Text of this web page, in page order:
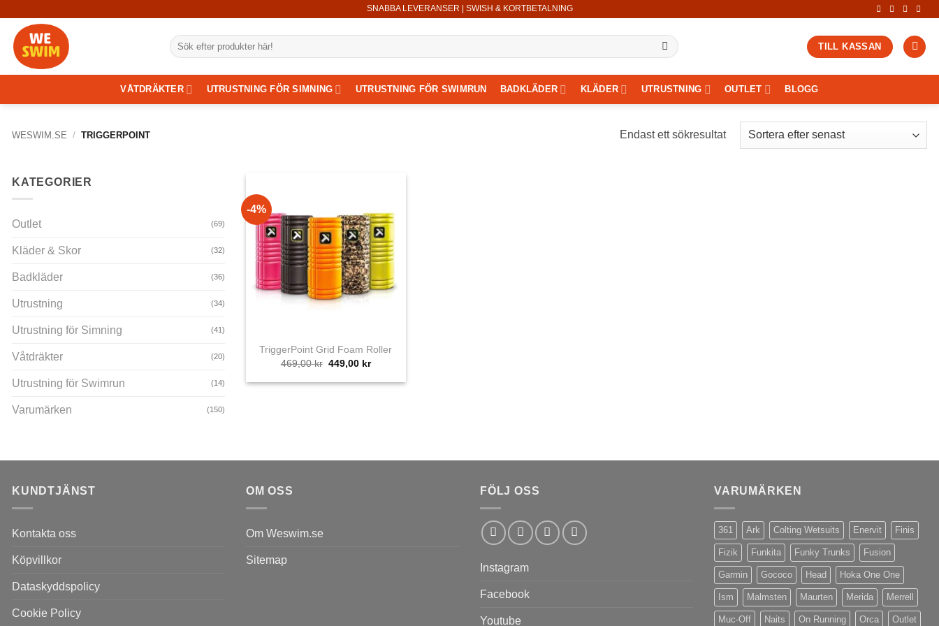
content
SNABBA LEVERANSER | SWISH & KORTBETALNING
Sök
efter:
TILL KASSAN
VÅTDRÄKTER UTRUSTNING FÖR SIMNING UTRUSTNING FÖR SWIMRUN BADKLÄDER KLÄDER UTRUSTNING OUTLET BLOGG
WESWIM.SE / TRIGGERPOINT Endast ett sökresultat
KATEGORIER
Outlet (69)
Kläder & Skor (32)
Badkläder (36)
Utrustning (34)
Utrustning för Simning (41)
Våtdräkter (20)
Utrustning för Swimrun (14)
Varumärken (150)
-4%
TriggerPoint Grid Foam Roller
469,00kr Det
priset
449,00 krDet
priset
KUNDTJÄNST
Kontakta oss
Köpvillkor
Dataskyddspolicy
Cookie Policy
OM OSS
Om Weswim.se
Sitemap
FÖLJ OSS
Instagram
Facebook
Youtube
VARUMÄRKEN
361 Ark Colting Wetsuits Enervit Finis
Fizik Funkita Funky Trunks Fusion
Garmin Gococo Head Hoka One One
Ism Malmsten Maurten Merida Merrell
Muc-Off Naits On Running Orca Outlet